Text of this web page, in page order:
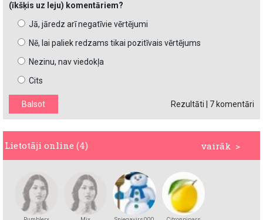
(īkšķis uz leju) komentāriem?
Jā, jāredz arī negatīvie vērtējumi
Nē, lai paliek redzams tikai pozitīvais vērtējums
Nezinu, nav viedokļa
Cits
Rezultāti 7 komentāri
vairāk >
Lietotāji online (4)